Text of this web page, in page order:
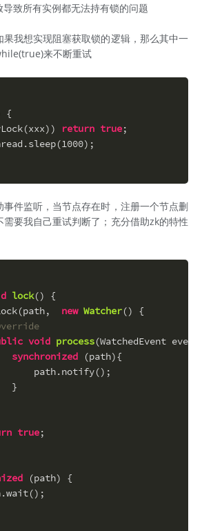
致所有实例都无法持有锁的问题
我想实现阻塞获取锁的逻辑，那么其中一
来不断重试
{
return true;
1000);
事件监听，当节点存在时，注册一个节点删
要我自己重试判断了；充分借助zk的特性
lock()
{
new Watcher() {
void process(WatchedEvent
synchronized (path){
path.notify();
}
true;
(path) {